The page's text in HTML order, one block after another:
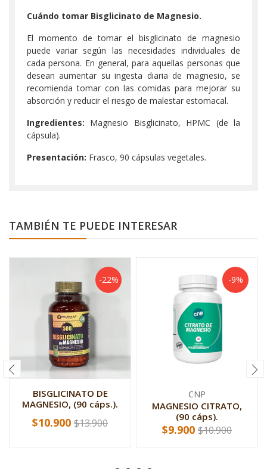
Cuándo tomar Bisglicinato de Magnesio.
El momento de tomar el bisglicinato de magnesio
puede variar según las necesidades individuales de
cada persona. En general, para aquellas personas que
desean aumentar su ingesta diaria de magnesio, se
recomienda tomar con las comidas para mejorar su
absorción y reducir el riesgo de malestar estomacal.
Ingredientes: Magnesio Bisglicinato, HPMC (de la
cápsula).
Presentación: Frasco, 90 cápsulas vegetales.
TAMBIÉN TE PUEDE INTERESAR
-22%
BISGLICINATO DE
MAGNESIO, (90 cáps.).
$10.900 $13.900
-9%
CNP
MAGNESIO CITRATO,
(90 cáps).
$9.900 $10.900